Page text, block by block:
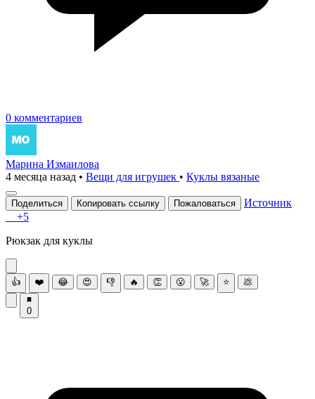
0 комментариев
Марина Измаилова
4 месяца назад • Вещи для игрушек • Куклы вязаные
Поделиться Копировать ссылку Пожаловаться
Источник
+5
Рюкзaк для куклы
👍 ❤️ 😂 😍 👎 🔥 👏 😮 🚀 ⭐ 💩
0